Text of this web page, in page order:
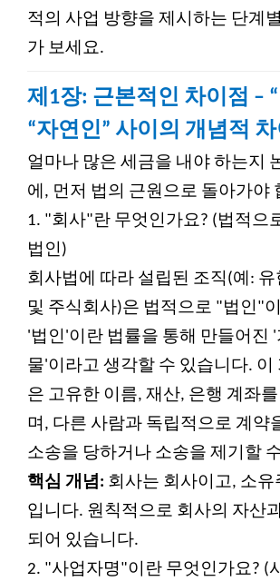
적의 사업 방향을 제시하는 단계
가 보세요.
제1장: 근본적인 차이점 –
“자연인” 사이의 개념적 차
얼마나 많은 세금을 내야 하는지
에, 먼저 법의 근원으로 돌아가야
1. "회사"란 무엇인가요? (법적으
법인)
회사법에 따라 설립된 조직(예:
및 주식회사)은 법적으로 "법인"
'법인'이란 법률을 통해 만들어진 '
물'이라고 생각할 수 있습니다. 이
은 고유한 이름, 재산, 은행 계좌
며, 다른 사람과 독립적으로 계약
소송을 당하거나 소송을 제기할
핵심 개념: 회사는 회사이고, 소유
입니다. 원칙적으로 회사의 자산
되어 있습니다.
2. "사업자명"이란 무엇인가요? (